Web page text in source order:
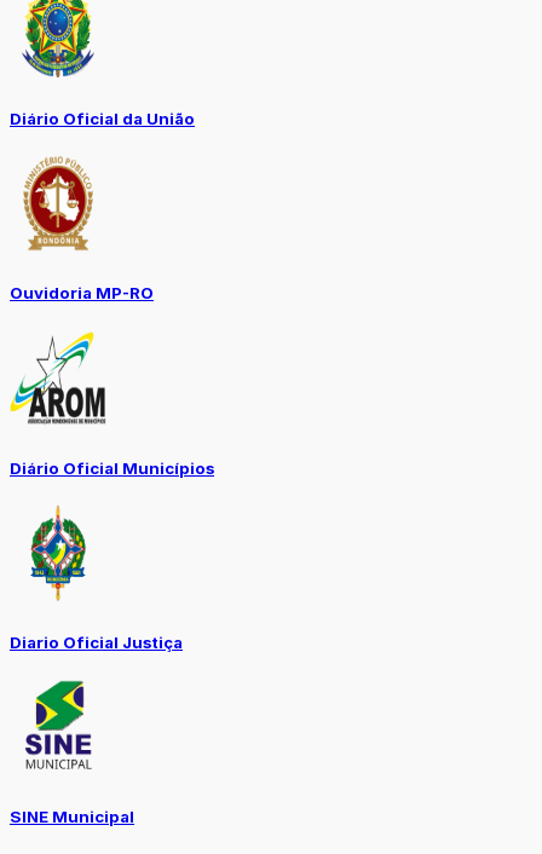
Diário Oficial da União
Ouvidoria MP-RO
Diário Oficial Municípios
Diario Oficial Justiça
SINE Municipal